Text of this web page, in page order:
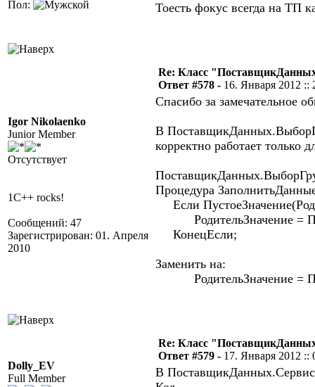
Пол: Тоесть фокус всегда на ТП
Igor Nikolaenko
Junior Member
Отсутствует
1C++ rocks!
Сообщений: 47
Зарегистрирован: 01. Апреля
2010
Re: Класс
Ответ #578 - 16. Января 2012 ::
Спасибо за замечательное
В
корректно работает только
Процедура
Если
РодительЗначение =
КонецЕсли;
Заменить на:
РодительЗначение =
Dolly_EV
Full Member
Re: Класс
Ответ #579 - 17. Января 2012 ::
В